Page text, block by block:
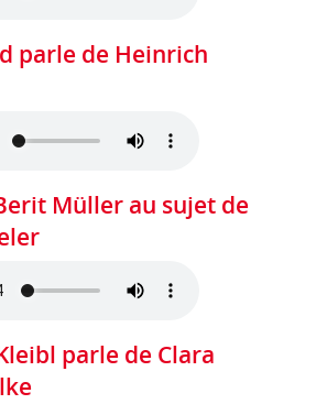
parle de Heinrich
Müller au sujet de
parle de Clara